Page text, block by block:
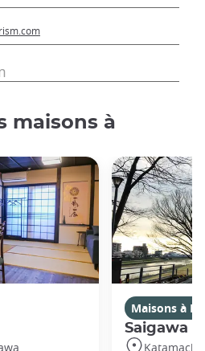
maisons à
Maisons à
Saigawa